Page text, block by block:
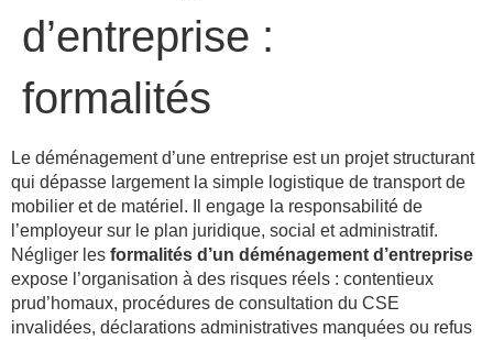
d’entreprise :
formalités
Le déménagement d’une entreprise est un projet structurant
qui dépasse largement la simple logistique de transport de
mobilier et de matériel. Il engage la responsabilité de
l’employeur sur le plan juridique, social et administratif.
Négliger les formalités d’un déménagement d’entreprise
expose l’organisation à des risques réels : contentieux
prud’homaux, procédures de consultation du CSE
invalidées, déclarations administratives manquées ou refus